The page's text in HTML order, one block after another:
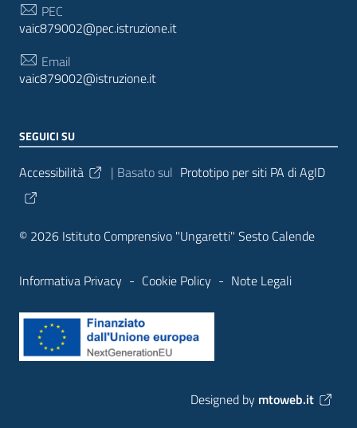
PEC
vaic879002@pec.istruzione.it
Email
vaic879002@istruzione.it
SEGUICI SU
Sezione Link Utili
Accessibilità | Basato sul Prototipo per siti PA di AgID
© 2026 Istituto Comprensivo "Ungaretti" Sesto Calende
Informativa Privacy - Cookie Policy - Note Legali
Designed by mtoweb.it